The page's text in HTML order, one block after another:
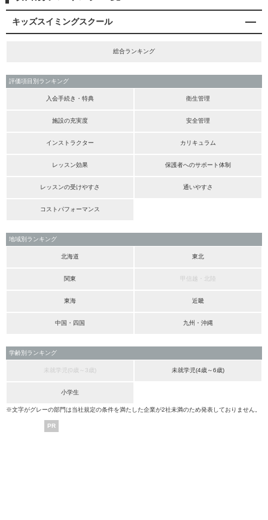
キッズスイミングスクール
総合ランキング
評価項目別ランキング
入会手続き・特典 衛生管理
施設の充実度 安全管理
インストラクター カリキュラム
レッスン効果 保護者へのサポート体制
レッスンの受けやすさ 通いやすさ
コストパフォーマンス
地域別ランキング
北海道 東北
関東 甲信越・北陸
東海 近畿
中国・四国 九州・沖縄
学齢別ランキング
未就学児(0歳～3歳) 未就学児(4歳～6歳)
小学生
※文字がグレーの部門は当社規定の条件を満たした企業が2社未満のため発表しておりません。
PR